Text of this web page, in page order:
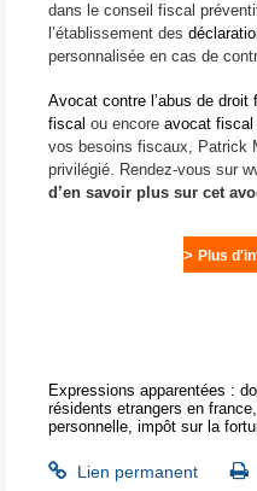
dans le conseil fiscal
l’établissement des
personnalisée en cas de
Avocat contre l’abus de droit
fiscal ou encore avocat
vos besoins fiscaux, Patrick
privilégié. Rendez-vous sur
d’en savoir plus sur cet
> Plus
Expressions apparentées :
résidents etrangers en france,
personnelle, impôt sur la
Lien permanent